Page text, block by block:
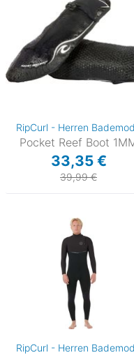
RipCurl - Herren
Pocket Reef Boot
33,35 €
39,99 €
RipCurl - Herren